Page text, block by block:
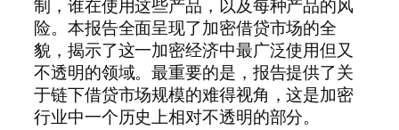
制，谁在使用这些产品，以及每种产品的风
险。本报告全面呈现了加密借贷市场的全
貌，揭示了这一加密经济中最广泛使用但又
不透明的领域。最重要的是，报告提供了关
于链下借贷市场规模的难得视角，这是加密
行业中一个历史上相对不透明的部分。